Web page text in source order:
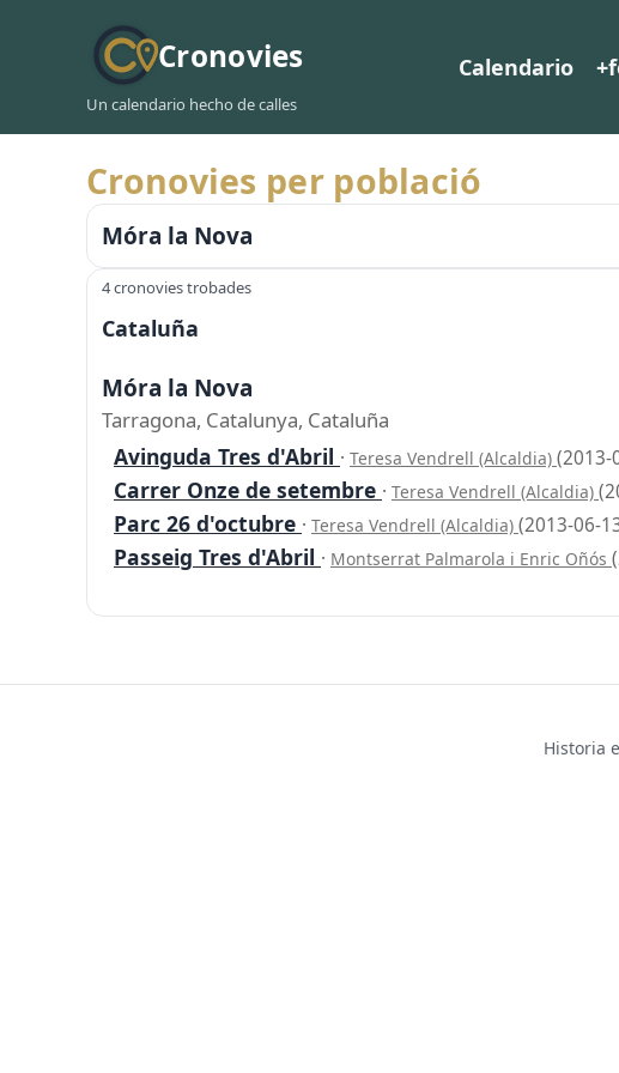
Cronovies
Un calendario hecho de calles
Calendario
Cronovies per població
Móra la Nova
4 cronovies trobades
Cataluña
Móra la Nova
Tarragona, Catalunya, Cataluña
Avinguda Tres d'Abril · Teresa Vendrell (Alcaldia) (2013-
Carrer Onze de setembre · Teresa Vendrell (Alcaldia)
Parc 26 d'octubre · Teresa Vendrell (Alcaldia) (2013-06-
Passeig Tres d'Abril · Montserrat Palmarola i Enric Oñós
Historia